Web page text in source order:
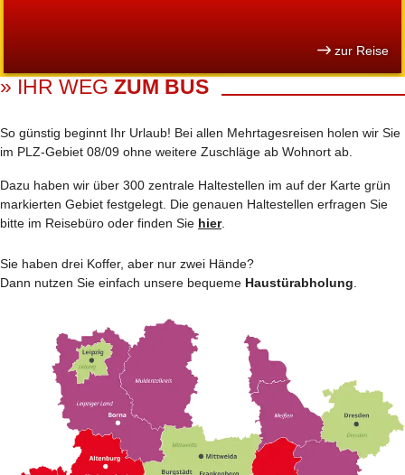
zur Reise
» IHR WEG ZUM BUS
So günstig beginnt Ihr Urlaub! Bei allen Mehrtages­reisen holen wir Sie
im PLZ-Gebiet 08/09 ohne weitere Zuschläge ab Wohnort ab.
Dazu haben wir über 300 zentrale Haltestellen im auf der Karte grün
markierten Gebiet festgelegt. Die genauen Haltestellen erfragen Sie
bitte im Reisebüro oder finden Sie hier.
Sie haben drei Koffer, aber nur zwei Hände?
Dann nutzen Sie einfach unsere bequeme Haustürabholung.